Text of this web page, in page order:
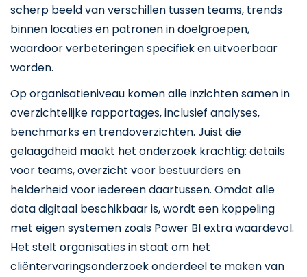
scherp beeld van verschillen tussen teams, trends
binnen locaties en patronen in doelgroepen,
waardoor verbeteringen specifiek en uitvoerbaar
worden.
Op organisatieniveau komen alle inzichten samen in
overzichtelijke rapportages, inclusief analyses,
benchmarks en trendoverzichten. Juist die
gelaagdheid maakt het onderzoek krachtig: details
voor teams, overzicht voor bestuurders en
helderheid voor iedereen daartussen. Omdat alle
data digitaal beschikbaar is, wordt een koppeling
met eigen systemen zoals Power BI extra waardevol.
Het stelt organisaties in staat om het
cliëntervaringsonderzoek onderdeel te maken van